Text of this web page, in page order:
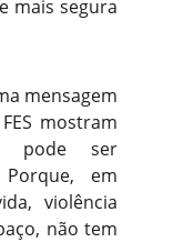
mais segura
mensagem
mostram
pode ser
em
violência
não tem